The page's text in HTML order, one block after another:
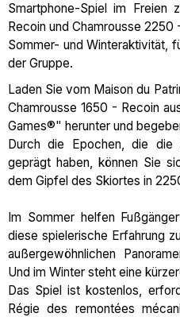
Smartphone-Spiel im Freien
Recoin und Chamrousse 2250
Sommer- und Winteraktivität,
der Gruppe.
Laden Sie vom Maison du
Chamrousse 1650 - Recoin
Games®" herunter und
Durch die Epochen, die die
geprägt haben, können Sie
dem Gipfel des Skiortes in
Im Sommer helfen
diese spielerische Erfahrung
außergewöhnlichen
Und im Winter steht eine
Das Spiel ist kostenlos,
Régie des remontées